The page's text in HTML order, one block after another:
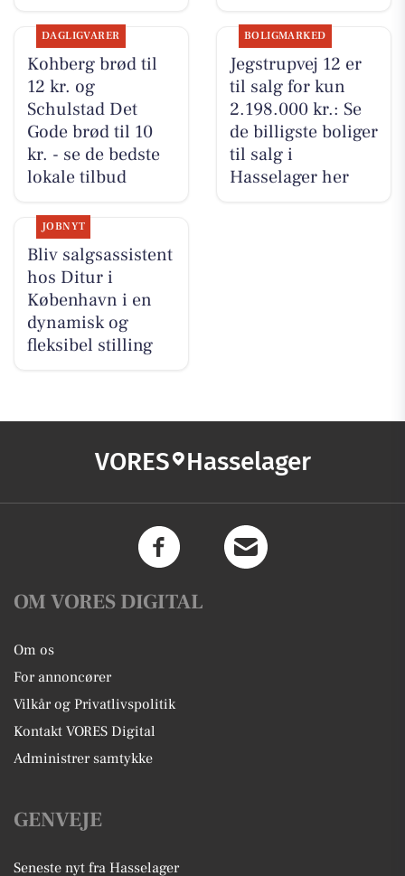
DAGLIGVARER
Kohberg brød til
12 kr. og
Schulstad Det
Gode brød til 10
kr. - se de bedste
lokale tilbud
BOLIGMARKED
Jegstrupvej 12 er
til salg for kun
2.198.000 kr.: Se
de billigste boliger
til salg i
Hasselager her
JOBNYT
Bliv salgsassistent
hos Ditur i
København i en
dynamisk og
fleksibel stilling
VORES Hasselager
OM VORES DIGITAL
Om os
For annoncører
Vilkår og Privatlivspolitik
Kontakt VORES Digital
Administrer samtykke
GENVEJE
Seneste nyt fra Hasselager